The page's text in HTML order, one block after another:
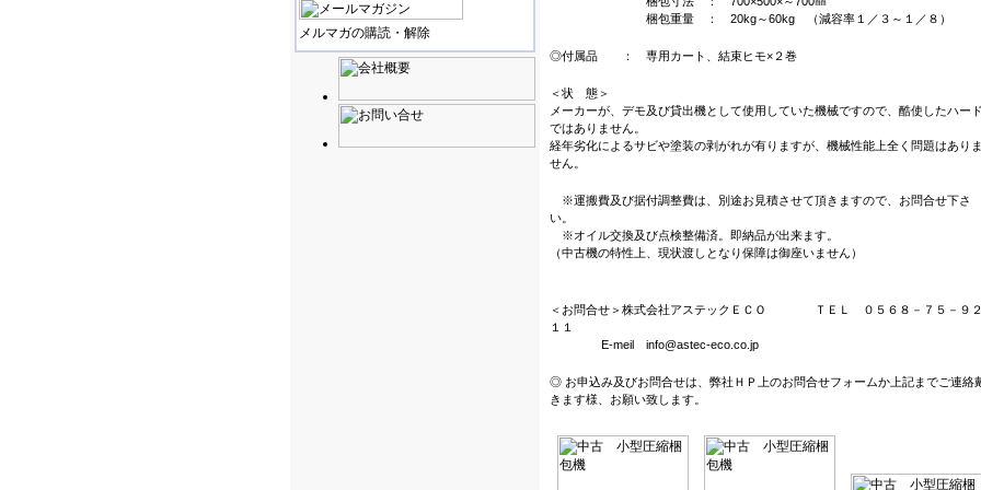
メルマガの購読・解除
梱包重量 ： 20kg～60kg （減容率１／３～１／８）
◎付属品 ： 専用カート、結束ヒモ×２巻
＜状 態＞
メーカーが、デモ及び貸出機として使用していた機械ですので、酷使したハード
ではありません。
経年劣化によるサビや塗装の剥がれが有りますが、機械性能上全く問題はありま
せん。
※運搬費及び据付調整費は、別途お見積させて頂きますので、お問合せ下さ
い。
※オイル交換及び点検整備済。即納品が出来ます。
（中古機の特性上、現状渡しとなり保障は御座いません）
＜お問合せ＞株式会社アステックＥＣＯ ＴＥＬ ０５６８－７５－９２
１１
E-meil info@astec-eco.co.jp
◎ お申込み及びお問合せは、弊社ＨＰ上のお問合せフォームか上記までご連絡
きます様、お願い致します。